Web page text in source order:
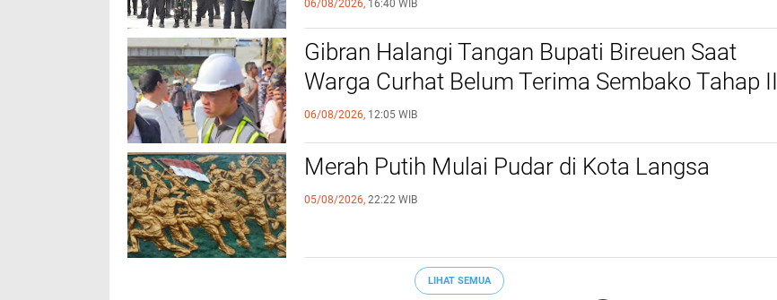
06/08/2026, 16:40 WIB
Gibran Halangi Tangan Bupati Bireuen Saat
Warga Curhat Belum Terima Sembako Tahap II
06/08/2026, 12:05 WIB
Merah Putih Mulai Pudar di Kota Langsa
05/08/2026, 22:22 WIB
LIHAT SEMUA